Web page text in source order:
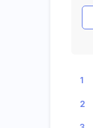
1
2